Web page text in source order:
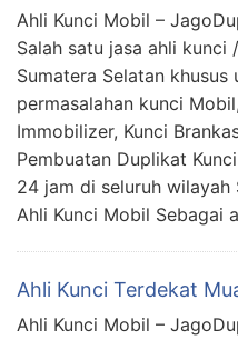
Ahli Kunci Mobil –
Salah satu jasa ahli
Sumatera Selatan khusus
permasalahan kunci
Immobilizer, Kunci
Pembuatan Duplikat
24 jam di seluruh wilayah
Ahli Kunci Mobil Sebagai
Ahli Kunci Terdekat
Ahli Kunci Mobil –